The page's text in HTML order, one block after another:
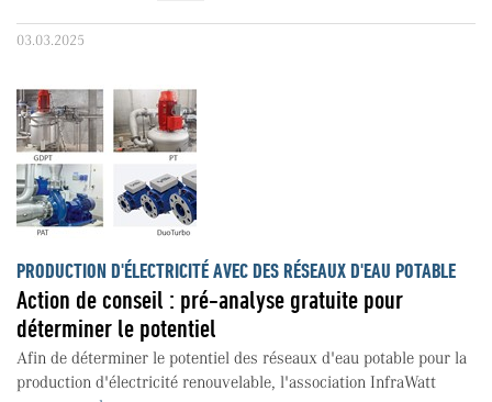
03.03.2025
PRODUCTION D'ÉLECTRICITÉ AVEC DES RÉSEAUX D'EAU POTABLE
Action de conseil : pré-analyse gratuite pour
déterminer le potentiel
Afin de déterminer le potentiel des réseaux d'eau potable pour la
production d'électricité renouvelable, l'association InfraWatt